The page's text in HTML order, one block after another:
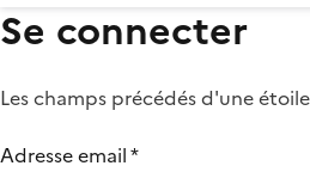
Se connecter
Les champs précédés d'une
Adresse email*